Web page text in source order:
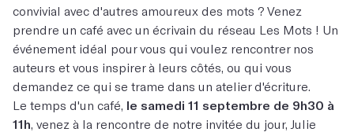
convivial avec d'autres amoureux des mots ? Venez
prendre un café avec un écrivain du réseau Les Mots ! Un
événement idéal pour vous qui voulez rencontrer nos
auteurs et vous inspirer à leurs côtés, ou qui vous
demandez ce qui se trame dans un atelier d'écriture.
Le temps d'un café, le samedi 11 septembre de 9h30 à
11h, venez à la rencontre de notre invitée du jour, Julie